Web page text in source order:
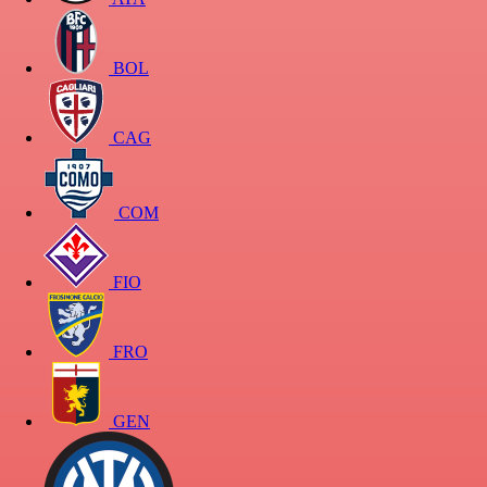
BOL
CAG
COM
FIO
FRO
GEN